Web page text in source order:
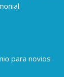
para novios